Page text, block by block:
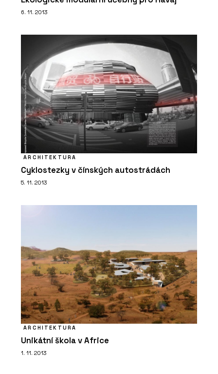
6. 11. 2013
ARCHITEKTURA
Cyklostezky v čínských autostrádách
5. 11. 2013
ARCHITEKTURA
Unikátní škola v Africe
1. 11. 2013